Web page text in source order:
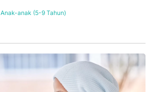
Anak-anak (5-9 Tahun)